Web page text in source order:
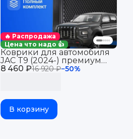
🔥 Распродажа
Цена что надо 👍
8 460 ₽16 920 ₽−50%
Коврики для автомобиля
JAC T9 (2024-) премиум
ковры в салон для
В корзину